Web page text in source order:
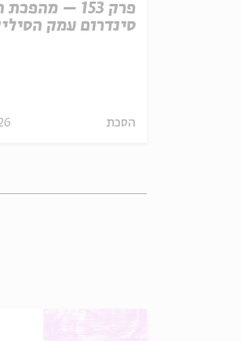
פרק 153 –
סינדרום עמק
הסכת